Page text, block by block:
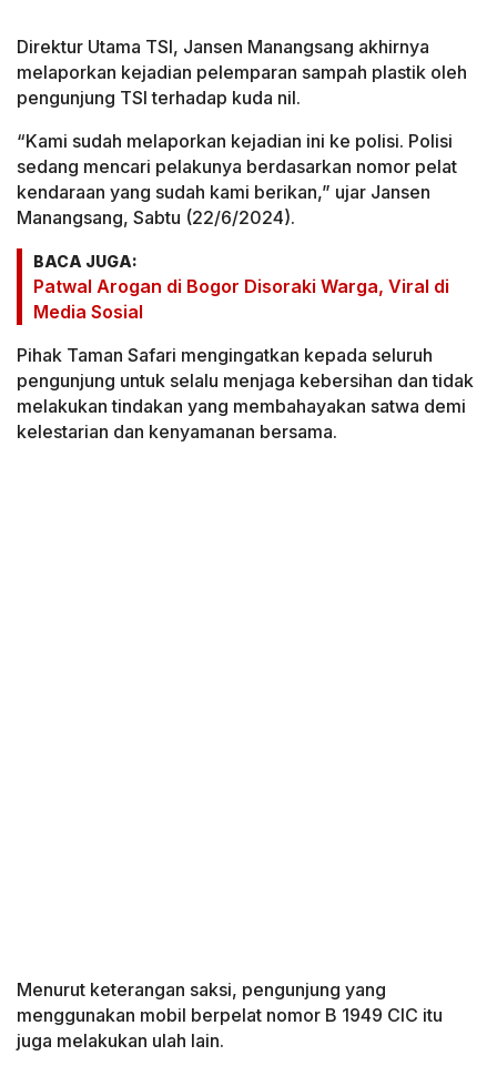
Direktur Utama TSI, Jansen Manangsang akhirnya
melaporkan kejadian pelemparan sampah plastik oleh
pengunjung TSI terhadap kuda nil.
“Kami sudah melaporkan kejadian ini ke polisi. Polisi
sedang mencari pelakunya berdasarkan nomor pelat
kendaraan yang sudah kami berikan,” ujar Jansen
Manangsang, Sabtu (22/6/2024).
BACA JUGA:
Patwal Arogan di Bogor Disoraki Warga, Viral di
Media Sosial
Pihak Taman Safari mengingatkan kepada seluruh
pengunjung untuk selalu menjaga kebersihan dan tidak
melakukan tindakan yang membahayakan satwa demi
kelestarian dan kenyamanan bersama.
Menurut keterangan saksi, pengunjung yang
menggunakan mobil berpelat nomor B 1949 CIC itu
juga melakukan ulah lain.